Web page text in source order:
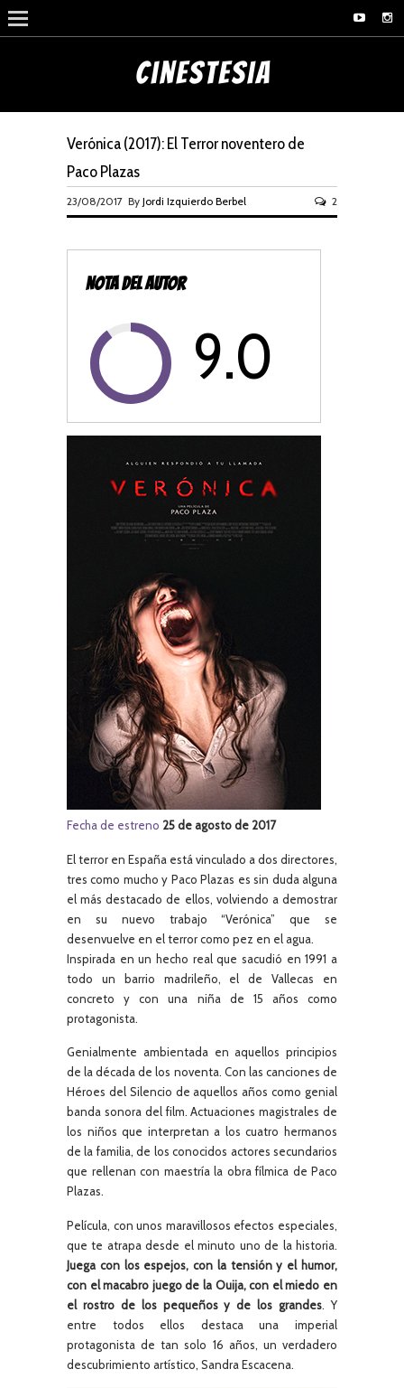
Verónica (2017): El Terror noventero de
Paco Plazas
23/08/2017 By Jordi Izquierdo Berbel 2
NOTA DEL AUTOR
9.0
Fecha de estreno 25 de agosto de 2017
El terror en España está vinculado a dos directores,
tres como mucho y Paco Plazas es sin duda alguna
el más destacado de ellos, volviendo a demostrar
en su nuevo trabajo “Verónica” que se
desenvuelve en el terror como pez en el agua.
Inspirada en un hecho real que sacudió en 1991 a
todo un barrio madrileño, el de Vallecas en
concreto y con una niña de 15 años como
protagonista.
Genialmente ambientada en aquellos principios
de la década de los noventa. Con las canciones de
Héroes del Silencio de aquellos años como genial
banda sonora del film. Actuaciones magistrales de
los niños que interpretan a los cuatro hermanos
de la familia, de los conocidos actores secundarios
que rellenan con maestría la obra fílmica de Paco
Plazas.
Película, con unos maravillosos efectos especiales,
que te atrapa desde el minuto uno de la historia.
Juega con los espejos, con la tensión y el humor,
con el macabro juego de la Ouija, con el miedo en
el rostro de los pequeños y de los grandes. Y
entre todos ellos destaca una imperial
protagonista de tan solo 16 años, un verdadero
descubrimiento artístico, Sandra Escacena.